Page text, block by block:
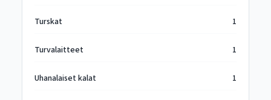
Turskat 1
Turvalaitteet 1
Uhanalaiset kalat 1